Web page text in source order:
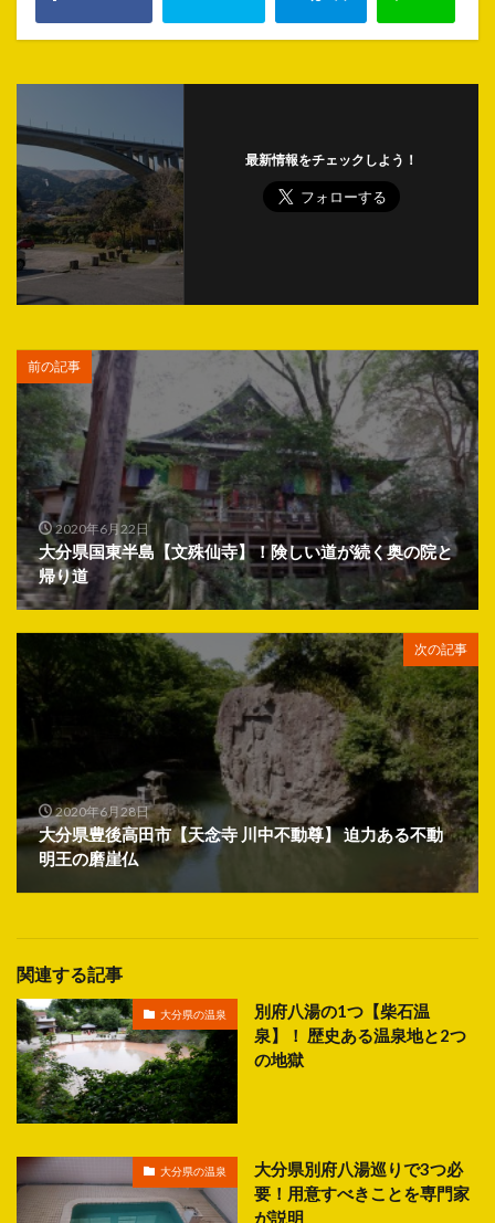
最新情報をチェックしよう！
前の記事
2020年6月22日
大分県国東半島【文殊仙寺】！険しい道が続く奥の院と
帰り道
次の記事
2020年6月28日
大分県豊後高田市【天念寺 川中不動尊】 迫力ある不動
明王の磨崖仏
関連する記事
大分県の温泉
別府八湯の1つ【柴石温
泉】！ 歴史ある温泉地と2つ
の地獄
大分県の温泉
大分県別府八湯巡りで3つ必
要！用意すべきことを専門家
が説明